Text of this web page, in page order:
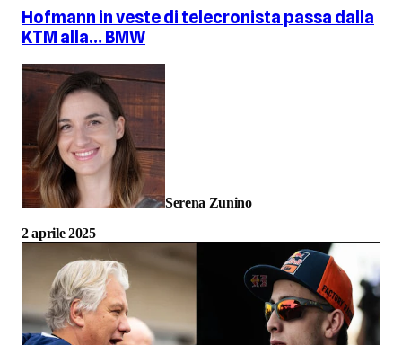
Hofmann in veste di telecronista passa dalla
KTM alla… BMW
Serena Zunino
2 aprile 2025